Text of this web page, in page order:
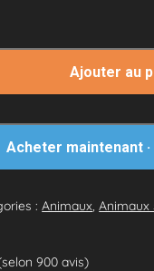
900 avis)
Ajouter au
Acheter maintenant ·
:Animaux,Animaux